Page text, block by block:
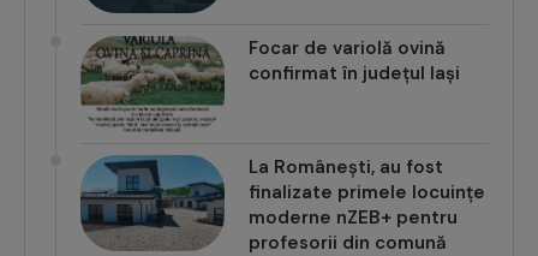
Focar de variolă ovină
confirmat în județul Iași
La Românești, au fost
finalizate primele locuințe
moderne nZEB+ pentru
profesorii din comună